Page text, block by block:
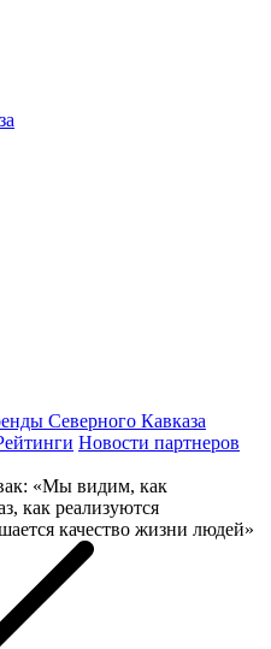
Северного Кавказа
Новости партнеров